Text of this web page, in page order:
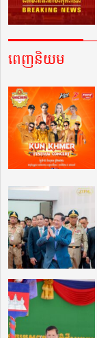
ពេញនិយម